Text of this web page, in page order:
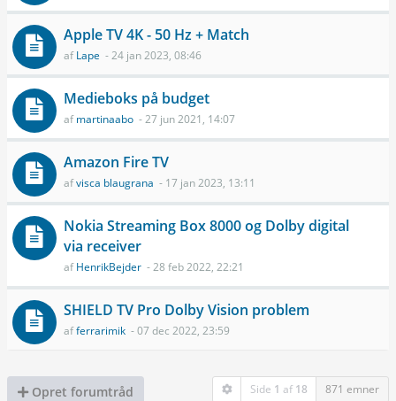
Apple TV 4K - 50 Hz + Match
afLape - 24 jan 2023, 08:46
Medieboks på budget
afmartinaabo - 27 jun 2021, 14:07
Amazon Fire TV
afvisca blaugrana - 17 jan 2023, 13:11
Nokia Streaming Box 8000 og Dolby digital
via receiver
afHenrikBejder - 28 feb 2022, 22:21
SHIELD TV Pro Dolby Vision problem
afferrarimik - 07 dec 2022, 23:59
Opret forumtråd Side 1 af 18 871 emner